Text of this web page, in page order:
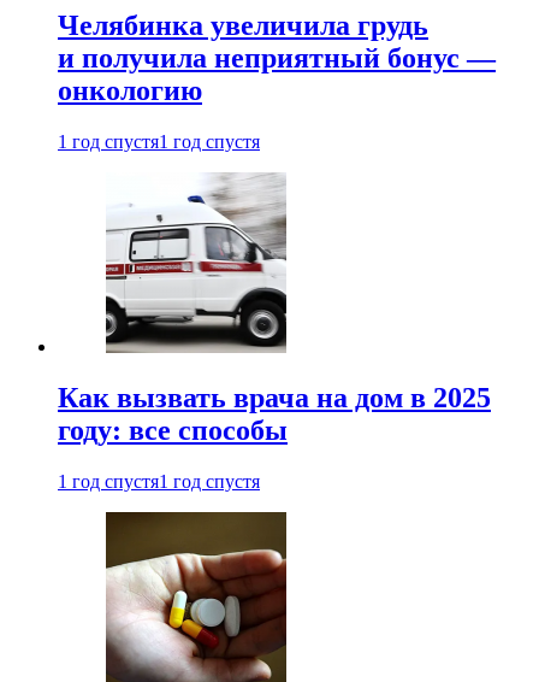
Челябинка увеличила грудь
и получила неприятный бонус —
онкологию
1 год спустя1 год спустя
Как вызвать врача на дом в 2025
году: все способы
1 год спустя1 год спустя